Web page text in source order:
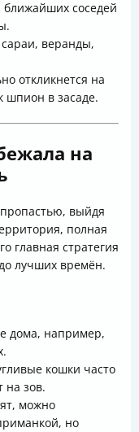
ближайших соседей
веранды,
откликнется на
шпион в засаде.
на
пропастью, выйдя
полная
главная стратегия
лучших времён.
дома, например,
кошки часто
на зов.
можно
но